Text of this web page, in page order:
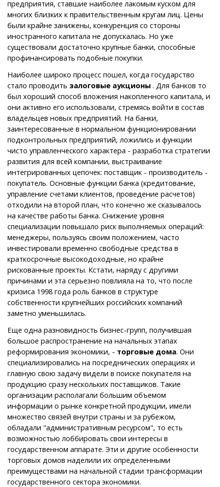
предприятия, ставшие наиболее лакомым куском для
многих близких к правительственным кругам лиц. Цены
были крайне занижены, конкуренция со стороны
иностранного капитала не допускалась. Но уже
существовали достаточно крупные банки, способные
профинансировать подобные покупки.
Наиболее широко процесс пошел, когда государство
стало проводить залоговые аукционы . Для банков то
был хороший способ вложения накопленного капитала, и
они активно его использовали, стремясь войти в состав
владельцев новых предприятий. На банки,
заинтересованные в нормальном функционировании
подконтрольных предприятий, ложились и функции
чисто управленческого характера - разработка стратегии
развития для всей компании, выстраивание
интегрированных цепочек: поставщик - производитель -
покупатель. Основные функции банка (кредитование,
управление счетами клиентов, проведение расчетов)
отходили на второй план, что конечно же сказывалось
на качестве работы банка. Снижение уровня
специализации повышало риск выполняемых операций:
менеджеры, пользуясь своим положением, часто
инвестировали временно свободные средства в
краткосрочные высокодоходные, но крайне
рискованные проекты. Кстати, наряду с другими
причинами и эта серьезно повлияла на то, что после
кризиса 1998 года роль банков в структуре
собственности крупнейших российских компаний
заметно уменьшилась.
Еще одна разновидность бизнес-групп, получившая
большое распространение на начальных этапах
реформирования экономики, - торговые дома. Они
специализировались на посреднических операциях и
главную свою задачу видели в поиске покупателя на
продукцию сразу нескольких поставщиков. Такие
организации располагали большим объемом
информации о рынке конкретной продукции, имели
множество связей внутри страны и за рубежом,
обладали "административным ресурсом", то есть
возможностью лоббировать свои интересы в
государственном аппарате. Эти и другие особенности
торговых домов наделили их определенными
преимуществами на начальной стадии трансформации
государственного сектора экономики.